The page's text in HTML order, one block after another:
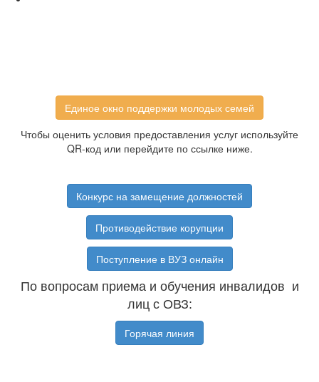
Единое окно поддержки молодых семей
Чтобы оценить условия предоставления услуг используйте
QR-код или перейдите по ссылке ниже.
Конкурс на замещение должностей
Противодействие корупции
Поступление в ВУЗ онлайн
По вопросам приема и обучения инвалидов и
лиц с ОВЗ:
Горячая линия